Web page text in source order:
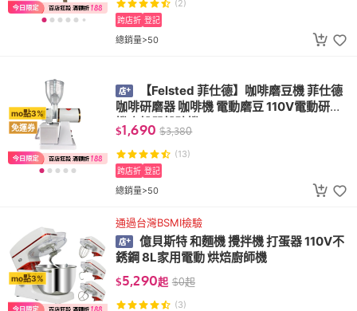
(2)
總銷量>50
跨店折 登記
mo點3%
免運券
【Felsted 菲仕德】咖啡磨豆機 菲仕德
咖啡研磨器 咖啡機 電動磨豆 110V電動研磨
機磨粉器粉碎機
$1,690 $3,380
(13)
總銷量>50
跨店折 登記
mo點3%
通過台灣BSMI檢驗
億貝斯特 和麵機 攪拌機 打蛋器 110V不
銹鋼 8L家用電動 烘焙廚師機
$5,290起 $0起
(3)